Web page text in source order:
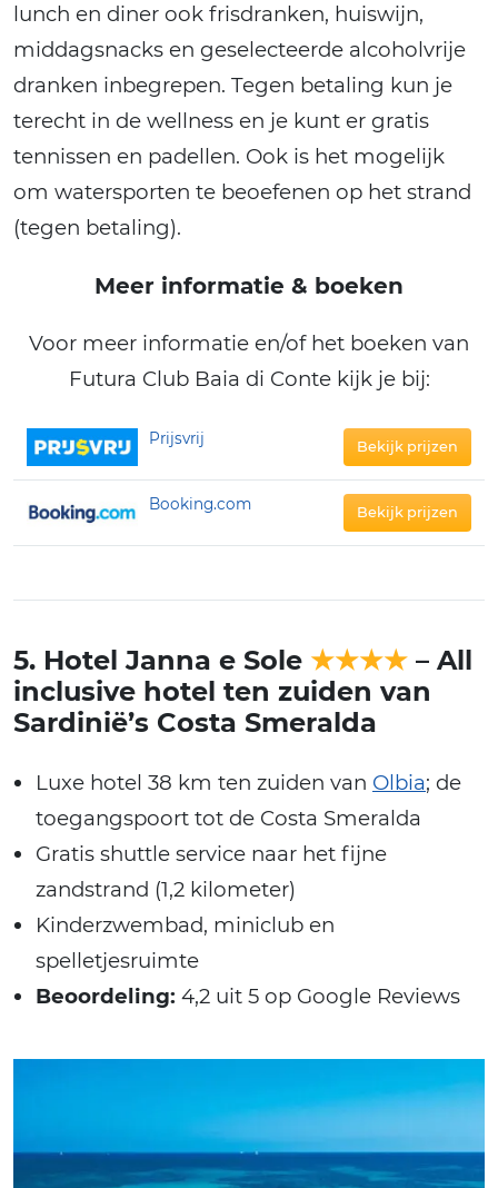
lunch en diner ook frisdranken, huiswijn,
middagsnacks en geselecteerde alcoholvrije
dranken inbegrepen. Tegen betaling kun je
terecht in de wellness en je kunt er gratis
tennissen en padellen. Ook is het mogelijk
om watersporten te beoefenen op het strand
(tegen betaling).
Meer informatie & boeken
Voor meer informatie en/of het boeken van
Futura Club Baia di Conte kijk je bij:
Prijsvrij Bekijk prijzen
Booking.com Bekijk prijzen
5. Hotel Janna e Sole ★★★★ – All
inclusive hotel ten zuiden van
Sardinië’s Costa Smeralda
Luxe hotel 38 km ten zuiden van Olbia; de
toegangspoort tot de Costa Smeralda
Gratis shuttle service naar het fijne
zandstrand (1,2 kilometer)
Kinderzwembad, miniclub en
spelletjesruimte
Beoordeling: 4,2 uit 5 op Google Reviews